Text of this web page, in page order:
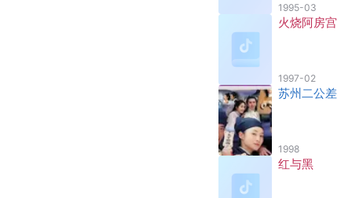
1995-03
火烧阿房宫
1997-02
苏州二公差
1998
红与黑